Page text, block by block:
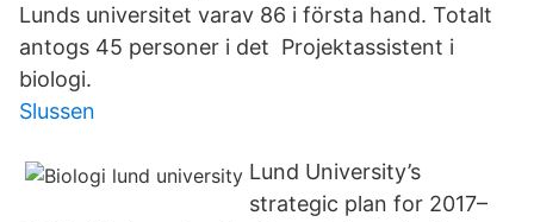
Lunds universitet varav 86 i första hand. Totalt
antogs 45 personer i det Projektassistent i
biologi.
Slussen
Lund University’s
strategic plan for 2017–